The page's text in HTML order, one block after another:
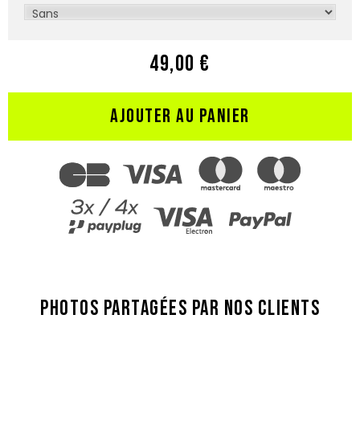
49,00 €
AJOUTER AU PANIER
PHOTOS PARTAGÉES PAR NOS CLIENTS